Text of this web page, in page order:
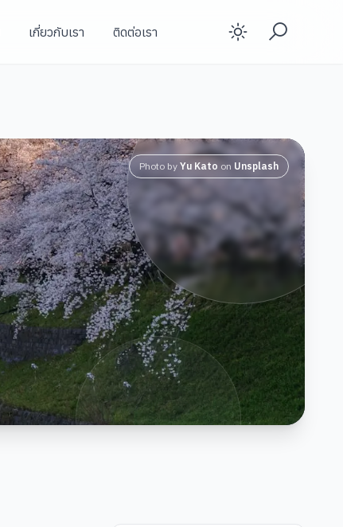
เกี่ยวกับเรา ติดต่อเรา Enable
Photo by Yu Kato on Unsplash